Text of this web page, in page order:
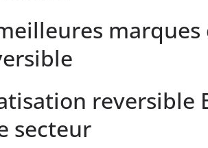
marques
reversible
secteur